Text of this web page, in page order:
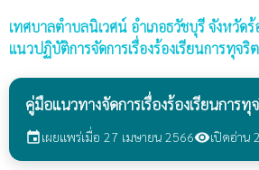
เทศบาลตำบลนิเวศน์ อำเภอธวัชบุรี จังหวัดร้
แนวปฏิบัติการจัดการเรื่องร้องเรียนการทุจ
คู่มือแนวทางจัดการเรื่องร้องเรียนการทุ
eventเผยแพร่เมื่อ 27 เมษายน 2566visibilityเปิดอ่าน